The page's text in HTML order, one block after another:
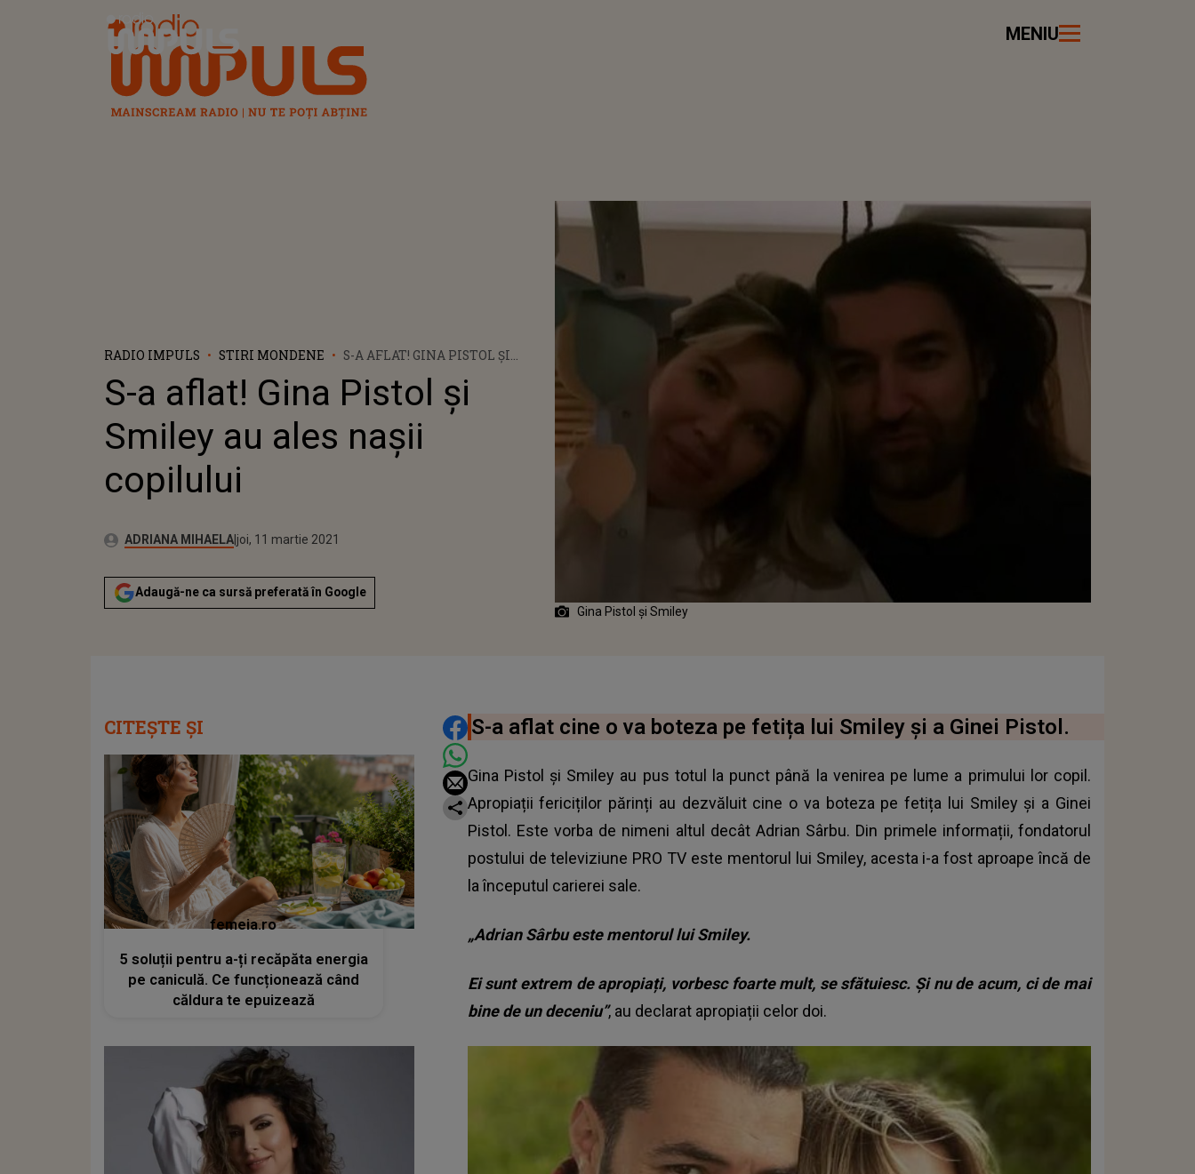
Radio Impuls MENIU
RADIO IMPULS STIRI MONDENE
S-A AFLAT! GINA PISTOL ȘI
COPILULUI
S-a aflat! Gina Pistol și
Smiley au ales nașii
copilului
Autor:ADRIANA MIHAELAPublicat:
joi, 11 martie 2021
Actualizat:
joi, 11 martie 2021
Adaugă-ne ca sursă preferată în Google
Gina Pistol și Smiley
DISTRIBUIE ARTICOLUL
S-a aflat cine o va boteza pe fetița lui Smiley și a Ginei Pistol.
Gina Pistol și Smiley au pus totul la punct până la venirea pe lume a primului lor copil.
Apropiații fericiților părinți au dezvăluit cine o va boteza pe fetița lui Smiley și a Ginei
Pistol. Este vorba de nimeni altul decât Adrian Sârbu. Din primele informații, fondatorul
postului de televiziune PRO TV este mentorul lui Smiley, acesta i-a fost aproape încă de
la începutul carierei sale.
„Adrian Sârbu este mentorul lui Smiley.
Ei sunt extrem de apropiați, vorbesc foarte mult, se sfătuiesc. Și nu de acum, ci de mai
bine de un deceniu”, au declarat apropiații celor doi.
CITEȘTE ȘI
femeia.ro
5 soluții pentru a-ți recăpăta energia
pe caniculă. Ce funcționează când
căldura te epuizează